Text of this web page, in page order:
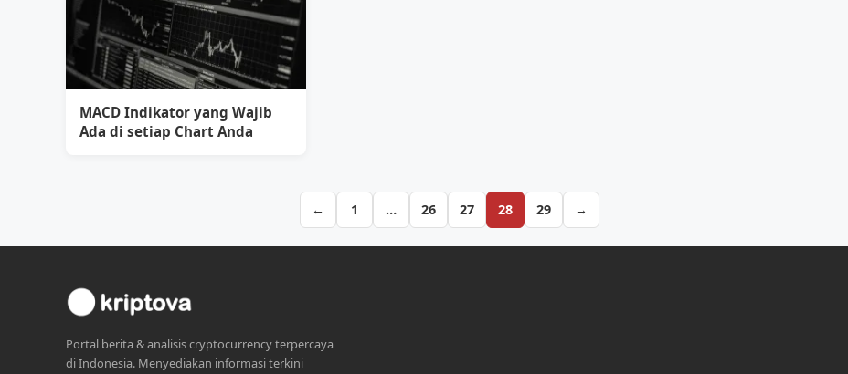
MACD Indikator yang Wajib
Ada di setiap Chart Anda
← 1 … 26 27 28 29 →
Portal berita & analisis cryptocurrency terpercaya
di Indonesia. Menyediakan informasi terkini